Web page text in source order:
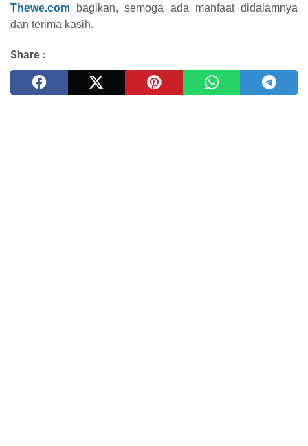
Thewe.com bagikan, semoga ada manfaat didalamnya
dan terima kasih.
Share :